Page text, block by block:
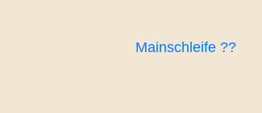
Mainschleife ??